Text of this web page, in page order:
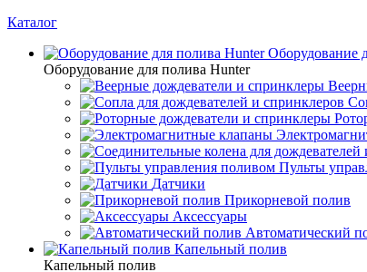
Каталог
Оборудование
Оборудование для полива Hunter
Пульты
Датчики
Прикорневой полив
Аксессуары
Автоматический
Капельный полив
Капельный полив